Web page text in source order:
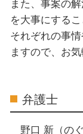
また、事案の
を大事にする
それぞれの事
ますので、お
弁護士
野口 新（の